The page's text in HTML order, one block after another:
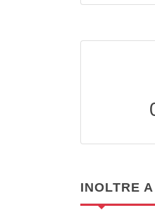
INOLTRE